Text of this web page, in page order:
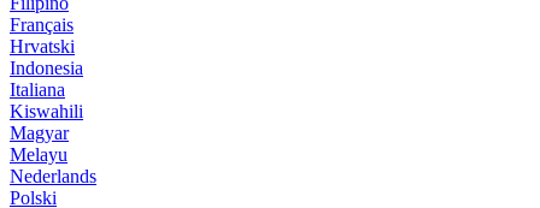
Français
Hrvatski
Indonesia
Italiana
Kiswahili
Magyar
Melayu
Nederlands
Polski